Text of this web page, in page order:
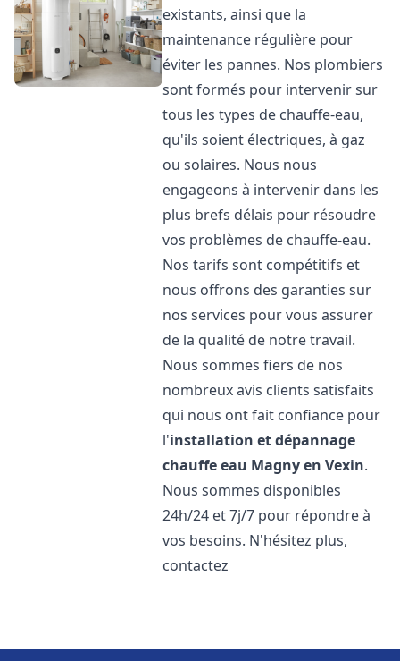
existants, ainsi que la
maintenance régulière pour
éviter les pannes. Nos plombiers
sont formés pour intervenir sur
tous les types de chauffe-eau,
qu'ils soient électriques, à gaz
ou solaires. Nous nous
engageons à intervenir dans les
plus brefs délais pour résoudre
vos problèmes de chauffe-eau.
Nos tarifs sont compétitifs et
nous offrons des garanties sur
nos services pour vous assurer
de la qualité de notre travail.
Nous sommes fiers de nos
nombreux avis clients satisfaits
qui nous ont fait confiance pour
l'installation et dépannage
chauffe eau Magny en Vexin.
Nous sommes disponibles
24h/24 et 7j/7 pour répondre à
vos besoins. N'hésitez plus,
contactez